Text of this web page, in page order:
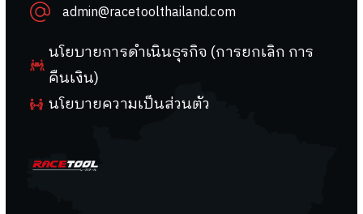
admin@racetoolthailand.com
นโยบายการดำเนินธุรกิจ (การยกเลิก การ
คืนเงิน)
นโยบายความเป็นส่วนตัว